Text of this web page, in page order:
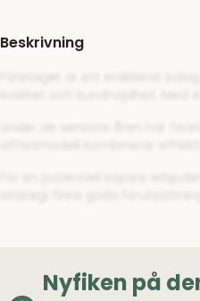
Beskrivning
Nyfiken på